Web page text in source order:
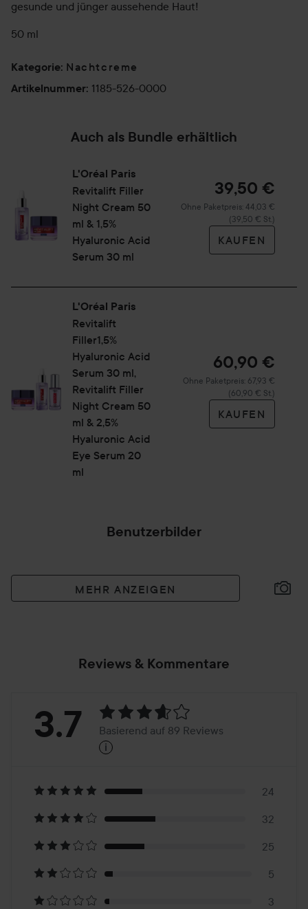
gesunde und jünger aussehende Haut!
50 ml
Kategorie: Nachtcreme
Artikelnummer: 1185-526-0000
Auch als Bundle erhältlich
L'Oréal Paris
Revitalift Filler
Night Cream 50
ml & 1,5%
Hyaluronic Acid
Serum 30 ml
39,50 €
Ohne Paketpreis: 44,03 €
(39,50 € St.)
KAUFEN
L'Oréal Paris
Revitalift
Filler1,5%
Hyaluronic Acid
Serum 30 ml,
Revitalift Filler
Night Cream 50
ml & 2,5%
Hyaluronic Acid
Eye Serum 20
ml
60,90 €
Ohne Paketpreis: 67,93 €
(60,90 € St.)
KAUFEN
Benutzerbilder
MEHR ANZEIGEN
Reviews & Kommentare
Bewertung:
Basierend
auf
89
Reviews
3.7 Basierend auf 89 Reviews
i
24
32
25
5
3